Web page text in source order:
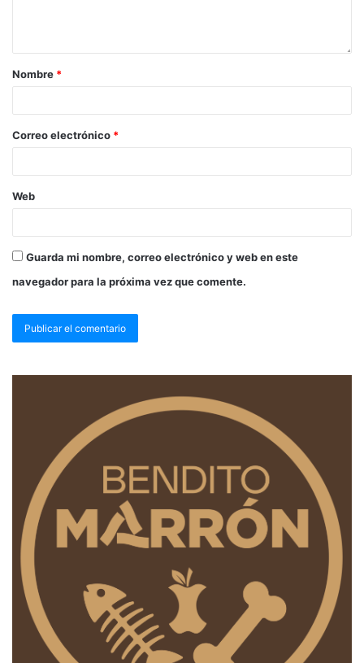
Nombre *
Correo electrónico *
Web
Guarda mi nombre, correo electrónico y web en este
navegador para la próxima vez que comente.